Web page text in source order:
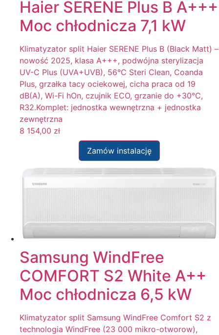
Haier SERENE Plus B A+++
Moc chłodnicza 7,1 kW
Klimatyzator split Haier SERENE Plus B (Black Matt) –
nowość 2025, klasa A+++, podwójna sterylizacja
UV-C Plus (UVA+UVB), 56°C Steri Clean, Coanda
Plus, grzałka tacy ociekowej, cicha praca od 19
dB(A), Wi-Fi hOn, czujnik ECO, grzanie do +30°C,
R32.Komplet: jednostka wewnętrzna + jednostka
zewnętrzna
8 154,00 zł
Zamów instalację
Samsung WindFree
COMFORT S2 White A++
Moc chłodnicza 6,5 kW
Klimatyzator split Samsung WindFree Comfort S2 z
technologia WindFree (23 000 mikro-otworow),